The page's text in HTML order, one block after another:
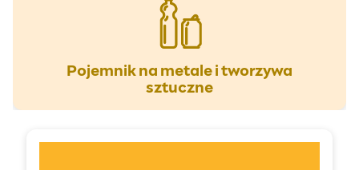
Pojemnik na metale i tworzywa
sztuczne